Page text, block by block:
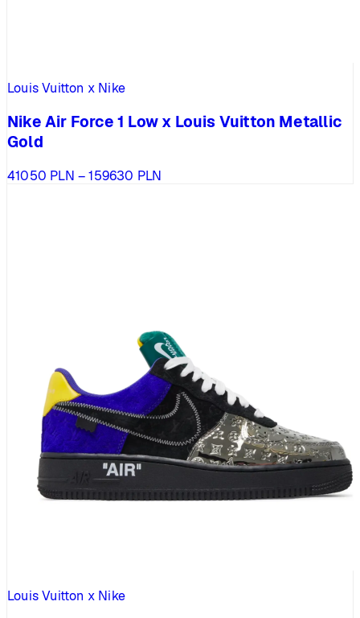
Louis Vuitton x Nike
Nike Air Force 1 Low x Louis Vuitton Metallic
Gold
41050 PLN – 159630 PLN
Louis Vuitton x Nike